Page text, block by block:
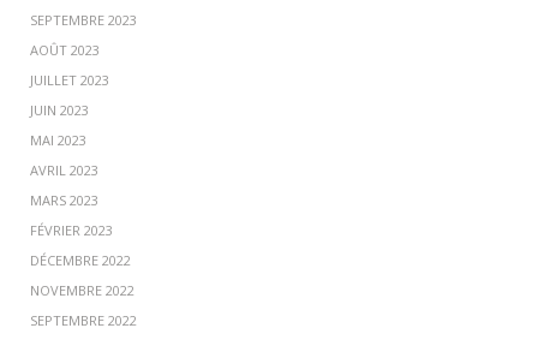
SEPTEMBRE 2023
AOÛT 2023
JUILLET 2023
JUIN 2023
MAI 2023
AVRIL 2023
MARS 2023
FÉVRIER 2023
DÉCEMBRE 2022
NOVEMBRE 2022
SEPTEMBRE 2022